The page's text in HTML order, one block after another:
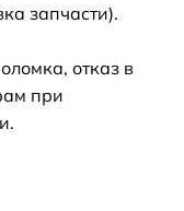
запчасти).
отказ в
при